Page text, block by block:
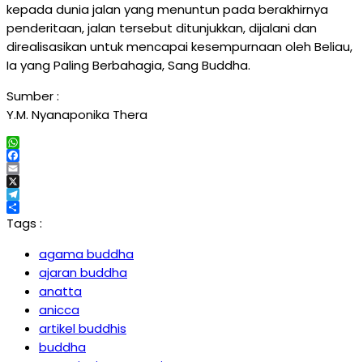
kepada dunia jalan yang menuntun pada berakhirnya
penderitaan, jalan tersebut ditunjukkan, dijalani dan
direalisasikan untuk mencapai kesempurnaan oleh Beliau,
Ia yang Paling Berbahagia, Sang Buddha.
Sumber :
Y.M. Nyanaponika Thera
WhatsApp
Facebook
Email
X
Telegram
Share
Tags :
agama buddha
ajaran buddha
anatta
anicca
artikel buddhis
buddha